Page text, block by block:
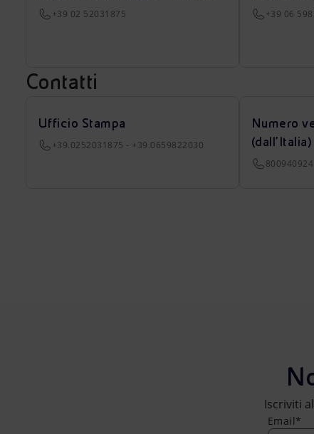
+39 02 52031875 +39 06
Contatti
Ufficio Stampa
+39.0252031875 - +39.0659822030
Numero
(dall’Italia)
800940924
Iscriviti
Email*